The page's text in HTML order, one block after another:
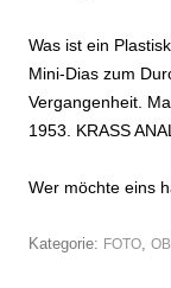
Was ist ein
Mini-Dias zum
Vergangenheit.
1953. KRASS
Wer möchte eins
Kategorie: FOTO,